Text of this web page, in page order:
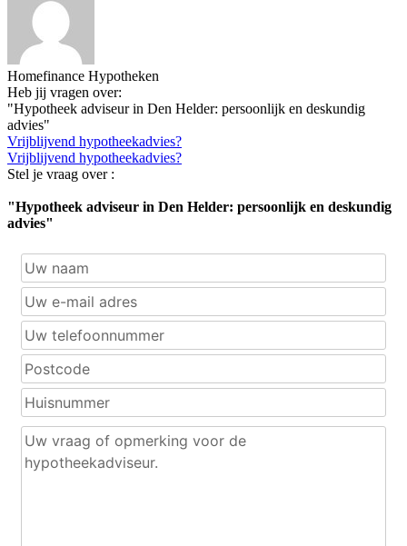
Homefinance Hypotheken
Heb jij vragen over:
"Hypotheek adviseur in Den Helder: persoonlijk en deskundig
advies"
Vrijblijvend hypotheekadvies?
Vrijblijvend hypotheekadvies?
Stel je vraag over :
"Hypotheek adviseur in Den Helder: persoonlijk en deskundig
advies"